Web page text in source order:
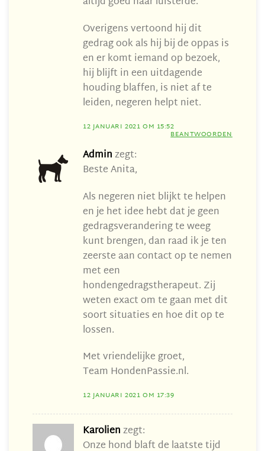
Overigens vertoond hij dit
gedrag ook als hij bij de oppas is
en er komt iemand op bezoek,
hij blijft in een uitdagende
houding blaffen, is niet af te
leiden, negeren helpt niet.
12 JANUARI 2021 OM 15:52
BEANTWOORDEN
Adminzegt:
Beste Anita,
Als negeren niet blijkt te helpen
en je het idee hebt dat je geen
gedragsverandering te weeg
kunt brengen, dan raad ik je ten
zeerste aan contact op te nemen
met een
hondengedragstherapeut. Zij
weten exact om te gaan met dit
soort situaties en hoe dit op te
lossen.
Met vriendelijke groet,
Team HondenPassie.nl.
12 JANUARI 2021 OM 17:39
Karolienzegt:
Onze hond blaft de laatste tijd